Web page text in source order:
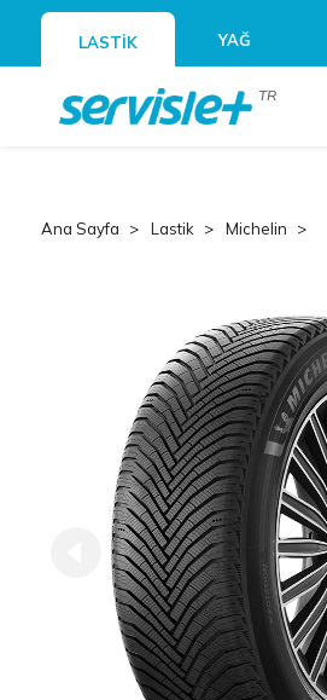
LASTİK YAĞ
TR
Ana Sayfa Lastik Michelin